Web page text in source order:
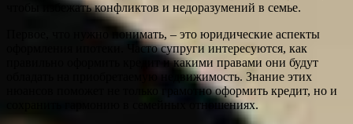
чтобы избежать конфликтов и недоразумений в семье.
Первое, что нужно понимать, – это юридические аспекты
оформления ипотеки. Часто супруги интересуются, как
правильно оформить кредит и какими правами они будут
обладать на приобретаемую недвижимость. Знание этих
нюансов поможет не только грамотно оформить кредит, но и
сохранить гармонию в семейных отношениях.